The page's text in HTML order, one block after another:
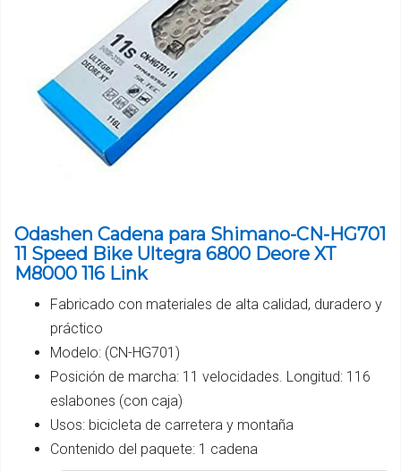
Odashen Cadena para Shimano-CN-HG701
11 Speed Bike Ultegra 6800 Deore XT
M8000 116 Link
Fabricado con materiales de alta calidad, duradero y
práctico
Modelo: (CN-HG701)
Posición de marcha: 11 velocidades. Longitud: 116
eslabones (con caja)
Usos: bicicleta de carretera y montaña
Contenido del paquete: 1 cadena